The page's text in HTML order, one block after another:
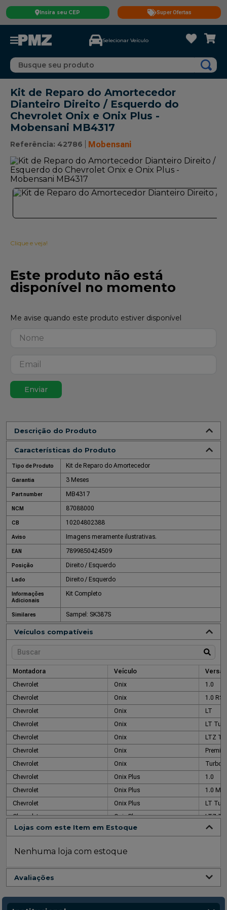
Insira seu CEP Super Ofertas
Selecionar Veículo
Busque seu produto
Kit de Reparo do Amortecedor
Dianteiro Direito / Esquerdo do
Chevrolet Onix e Onix Plus -
Mobensani MB4317
Referência: 42786 Mobensani
Clique e veja!
Este produto não está
disponível no momento
Enviar
Descrição do Produto
Características do Produto
Tipo de Produto Kit de Reparo do Amortecedor
Garantia 3 Meses
Part number MB4317
NCM 87088000
CB 10204802388
Aviso Imagens meramente ilustrativas.
EAN 7899850424509
Posição Direito / Esquerdo
Lado Direito / Esquerdo
Informações
Adicionais
Kit Completo
Similares Sampel: SK387S
Veículos compatíveis
Montadora Veículo
Versão
Chevrolet
Onix
1.0
Chevrolet
Onix
1.0 RS
Chevrolet
Onix
LT
Chevrolet
Onix
LT
Chevrolet
Onix
LTZ
Chevrolet
Onix
Chevrolet
Onix
Turbo
Chevrolet
Onix Plus
1.0
Chevrolet
Onix Plus
1.0
Chevrolet
Onix Plus
LT
Chevrolet
Onix Plus
LTZ
Chevrolet
Onix Plus
Lojas com este Item em Estoque
Nenhuma loja com estoque
Avaliações